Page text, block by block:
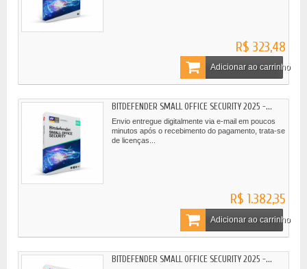
R$ 323,48
Adicionar ao carrinho
BITDEFENDER SMALL OFFICE SECURITY 2025 -...
Envio entregue digitalmente via e-mail em poucos
minutos após o recebimento do pagamento, trata-se
de licenças...
R$ 1.382,35
Adicionar ao carrinho
BITDEFENDER SMALL OFFICE SECURITY 2025 -...